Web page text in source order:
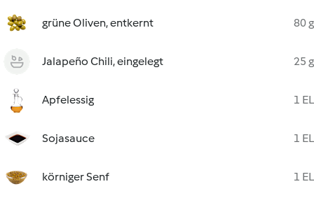
grüne Oliven, entkernt 80 g
Jalapeño Chili, eingelegt 25 g
Apfelessig 1 EL
Sojasauce 1 EL
körniger Senf 1 EL